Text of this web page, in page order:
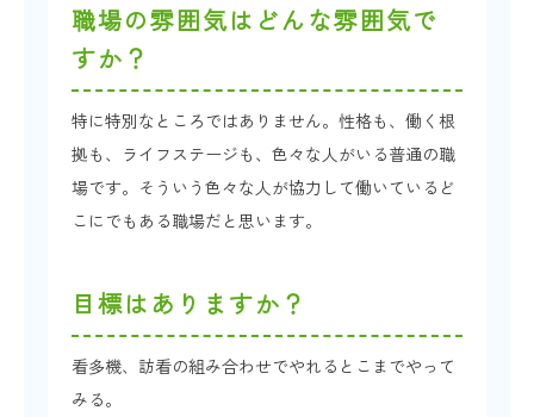
職場の雰囲気はどんな雰囲気で
すか？
特に特別なところではありません。性格も、働く根
拠も、ライフステージも、色々な人がいる普通の職
場です。そういう色々な人が協力して働いているど
こにでもある職場だと思います。
目標はありますか？
看多機、訪看の組み合わせでやれるとこまでやって
みる。